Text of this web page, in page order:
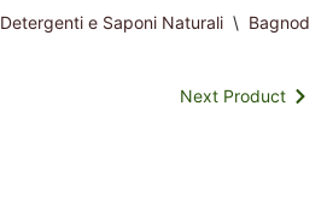
Detergenti e Saponi Naturali \
Next Product